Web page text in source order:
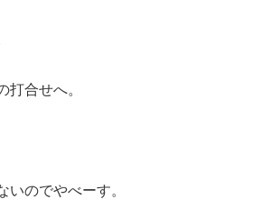
打合せへ。
いのでやべーす。